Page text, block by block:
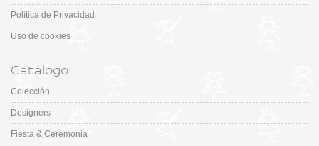
Política de Privacidad
Uso de cookies
Catálogo
Colección
Designers
Fiesta & Ceremonia